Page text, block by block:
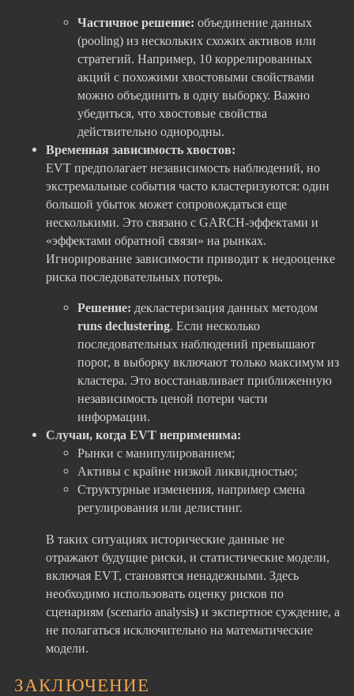
Частичное решение: объединение данных
(pooling) из нескольких схожих активов или
стратегий. Например, 10 коррелированных
акций с похожими хвостовыми свойствами
можно объединить в одну выборку. Важно
убедиться, что хвостовые свойства
действительно однородны.
Временная зависимость хвостов:
EVT предполагает независимость наблюдений, но
экстремальные события часто кластеризуются: один
большой убыток может сопровождаться еще
несколькими. Это связано с GARCH-эффектами и
«эффектами обратной связи» на рынках.
Игнорирование зависимости приводит к недооценке
риска последовательных потерь.
Решение: декластеризация данных методом
runs declustering. Если несколько
последовательных наблюдений превышают
порог, в выборку включают только максимум из
кластера. Это восстанавливает приближенную
независимость ценой потери части
информации.
Случаи, когда EVT неприменима:
Рынки с манипулированием;
Активы с крайне низкой ликвидностью;
Структурные изменения, например смена
регулирования или делистинг.
В таких ситуациях исторические данные не
отражают будущие риски, и статистические модели,
включая EVT, становятся ненадежными. Здесь
необходимо использовать оценку рисков по
сценариям (scenario analysis) и экспертное суждение, а
не полагаться исключительно на математические
модели.
ЗАКЛЮЧЕНИЕ